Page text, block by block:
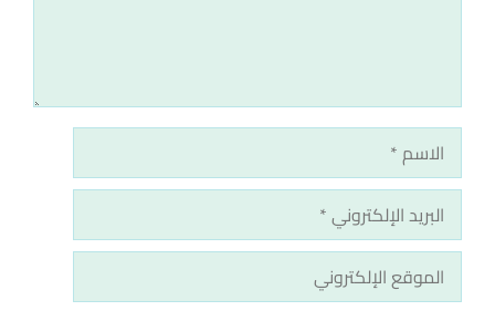
الاسم
البريد
الإلكتروني
الموقع
الإلكتروني